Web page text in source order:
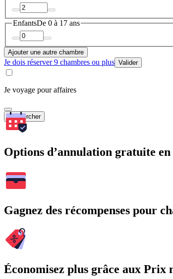
EnfantsDe 0 à 17 ans
Ajouter une autre chambre
Je dois réserver 9 chambres ou plus Valider
Je voyage pour affaires
Rechercher
Options d’annulation gratuite
Gagnez des récompenses pour
Économisez plus grâce aux Prix